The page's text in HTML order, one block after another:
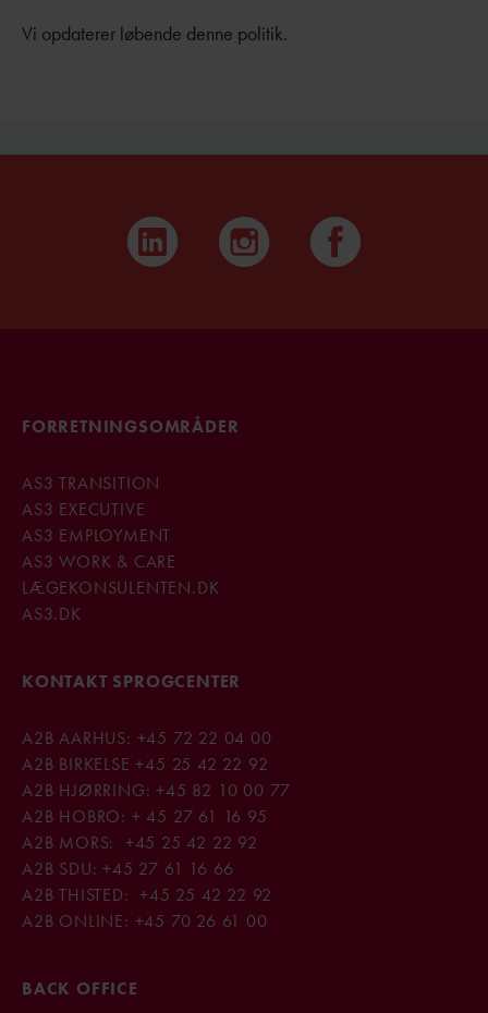
Vi opdaterer løbende denne politik.
FORRETNINGSOMRÅDER
AS3 TRANSITION
AS3 EXECUTIVE
AS3 EMPLOYMENT
AS3 WORK & CARE
LÆGEKONSULENTEN.DK
AS3.DK
KONTAKT SPROGCENTER
A2B AARHUS: +45 72 22 04 00
A2B BIRKELSE+45 25 42 22 92
A2B HJØRRING:+45 82 10 00 77
A2B HOBRO: + 45 27 61 16 95
A2B MORS: +45 25 42 22 92
A2B SDU:+45 27 61 16 66
A2B THISTED:+45 25 42 22 92
A2B ONLINE: +45 70 26 61 00
BACK OFFICE